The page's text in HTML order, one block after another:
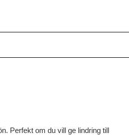
Perfekt om du vill ge lindring till